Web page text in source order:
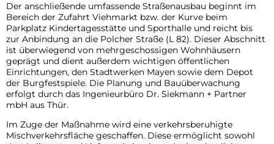
Der anschließende umfassende Straßenausbau beginnt im
Bereich der Zufahrt Viehmarkt bzw. der Kurve beim
Parkplatz Kindertagesstätte und Sporthalle und reicht bis
zur Anbindung an die Polcher Straße (L 82). Dieser Abschnitt
ist überwiegend von mehrgeschossigen Wohnhäusern
geprägt und dient außerdem wichtigen öffentlichen
Einrichtungen, den Stadtwerken Mayen sowie dem Depot
der Burgfestspiele. Die Planung und Bauüberwachung
erfolgt durch das Ingenieurbüro Dr. Siekmann + Partner
mbH aus Thür.
Im Zuge der Maßnahme wird eine verkehrsberuhigte
Mischverkehrsfläche geschaffen. Diese ermöglicht sowohl